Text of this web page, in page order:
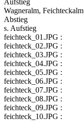
Wagneralm, Feichteckalm
Abstieg
s. Aufstieg
feichteck_01.JPG :
feichteck_02.JPG :
feichteck_03.JPG :
feichteck_04.JPG :
feichteck_05.JPG :
feichteck_06.JPG :
feichteck_07.JPG :
feichteck_08.JPG :
feichteck_09.JPG :
feichteck_10.JPG :